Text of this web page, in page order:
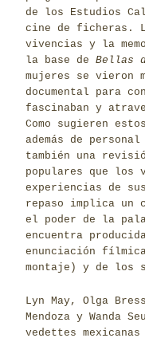
de los Estudios
cine de ficheras.
vivencias y la
la base de Bellas
mujeres se vieron
documental para
fascinaban y
Como sugieren
además de
también una
populares que
experiencias de
repaso implica un
el poder de la
encuentra
enunciación
montaje) y de los
Lyn May, Olga
Mendoza y Wanda
vedettes